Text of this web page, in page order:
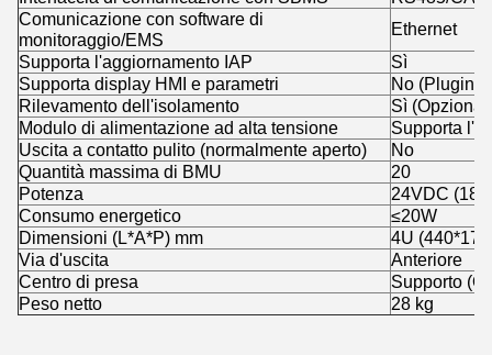
Comunicazione con software di
monitoraggio/EMS
Ethernet
Supporta l'aggiornamento IAP
Sì
Supporta display HMI e parametri
No (Plugin
Rilevamento dell'isolamento
Sì
Modulo di alimentazione ad alta tensione
Supporta
Uscita a contatto pulito (normalmente aperto)
No
Quantità massima di BMU
20
Potenza
24VDC
Consumo energetico
≤20W
Dimensioni (L*A*P) mm
4U
Via d'uscita
Anteriore
Centro di presa
Supporto
Peso netto
28 kg